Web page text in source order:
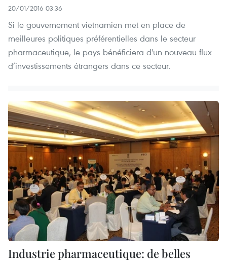
20/01/2016 03:36
Si le gouvernement vietnamien met en place de
meilleures politiques préférentielles dans le secteur
pharmaceutique, le pays bénéficiera d'un nouveau flux
d’investissements étrangers dans ce secteur.
Industrie pharmaceutique: de belles